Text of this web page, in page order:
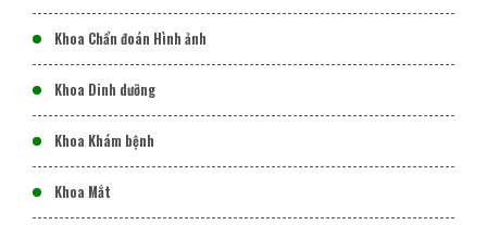
Khoa Chẩn đoán Hình ảnh
Khoa Dinh dưỡng
Khoa Khám bệnh
Khoa Mắt